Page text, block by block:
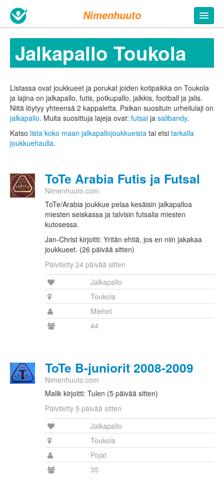
Nimenhuuto
Jalkapallo Toukola
Listassa ovat joukkueet ja porukat joiden kotipaikka on Toukola
ja lajina on jalkapallo, futis, potkupallo, jalkkis, football ja jalis.
Niitä löytyy yhteensä 2 kappaletta. Paikan suosituin urheilulaji on
jalkapallo. Muita suosittuja lajeja ovat: futsal ja salibandy.
Katso lista koko maan jalkapallojoukkueista tai etsi tarkalla
joukkuehaulla.
ToTe Arabia Futis ja Futsal
Nimenhuuto.com
ToTe/Arabia joukkue pelaa kesäisin jalkapalloa
miesten seiskassa ja talvisin futsalia miesten
kutosessa.
Jan-Christ kirjoitti: Yritän ehtiä, jos en niin jakakaa
joukkueet. (26 päivää sitten)
Päivitetty 24 päivää sitten
Jalkapallo
Toukola
Miehet
44
ToTe B-juniorit 2008-2009
Nimenhuuto.com
Malik kirjoitti: Tulen (5 päivää sitten)
Päivitetty 5 päivää sitten
Jalkapallo
Toukola
Pojat
35